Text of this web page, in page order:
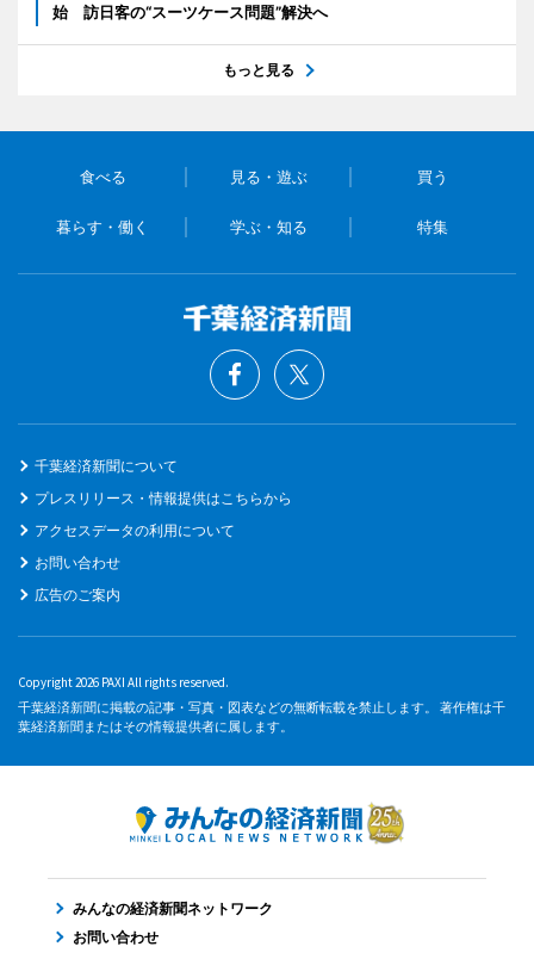
始 訪日客の“スーツケース問題”解決へ
もっと見る
食べる 見る・遊ぶ 買う
暮らす・働く 学ぶ・知る 特集
千葉経済新聞について
プレスリリース・情報提供はこちらから
アクセスデータの利用について
お問い合わせ
広告のご案内
Copyright 2026 PAXI All rights reserved.
千葉経済新聞に掲載の記事・写真・図表などの無断転載を禁止します。 著作権は千
葉経済新聞またはその情報提供者に属します。
みんなの経済新聞ネットワーク
お問い合わせ